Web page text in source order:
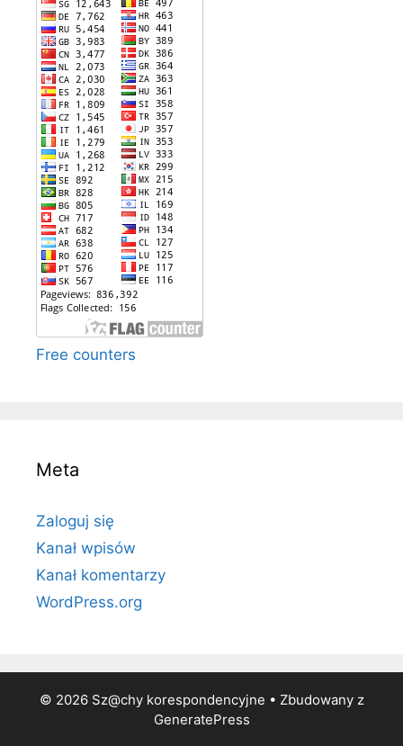
Free counters
Meta
Zaloguj się
Kanał wpisów
Kanał komentarzy
WordPress.org
© 2026 Sz@chy korespondencyjne • Zbudowany z
GeneratePress